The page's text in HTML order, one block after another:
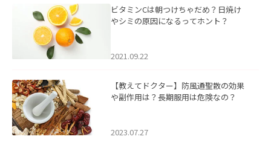
ビタミンCは朝つけちゃだめ？日焼け
やシミの原因になるってホント？
2021.09.22
【教えてドクター】防風通聖散の効果
や副作用は？長期服用は危険なの？
2023.07.27